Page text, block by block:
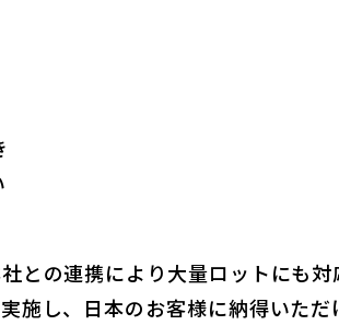
との連携により大量ロットにも対
施し、日本のお客様に納得いた